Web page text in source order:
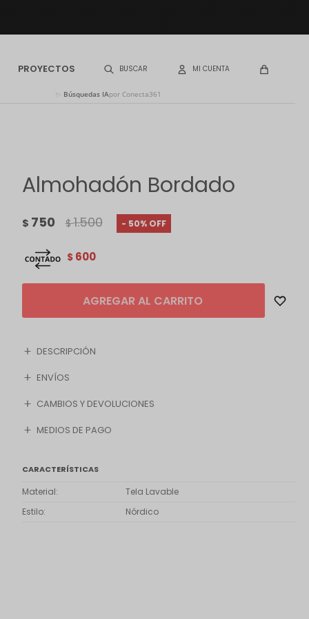
PROYECTOS
Búsquedas IApor Conecta361
Almohadón Bordado
$ 750 $ 1.500 50
$ 600
AGREGAR AL CARRITO
DESCRIPCIÓN
ENVÍOS
CAMBIOS Y DEVOLUCIONES
MEDIOS DE PAGO
CARACTERÍSTICAS
Material
Tela Lavable
Estilo
Nórdico